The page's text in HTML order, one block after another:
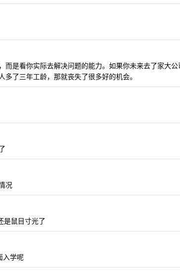
而是看你实际去解决问题的能力。如果你未来去了家大
了三年工龄，那就丧失了很多好的机会。
况
是鼠目寸光了
入学呢